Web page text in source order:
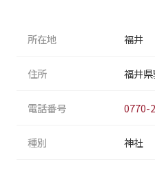
所在地 福井
住所 福井
電話番号 0770-
種別 神社